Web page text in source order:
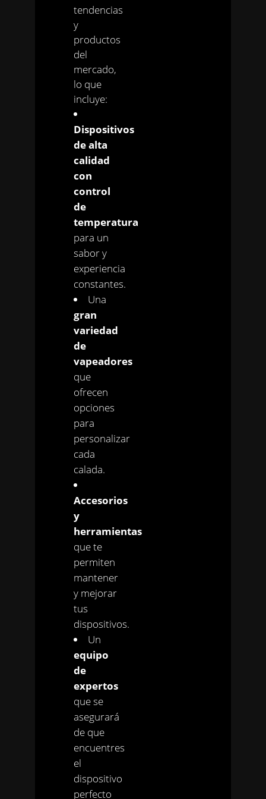
tendencias
y
productos
del
mercado,
lo que
incluye:
Dispositivos
de alta
calidad
con
control
de
temperatura
para un
sabor y
experiencia
constantes.
Una
gran
variedad
de
vapeadores
que
ofrecen
opciones
para
personalizar
cada
calada.
Accesorios
y
herramientas
que te
permiten
mantener
y mejorar
tus
dispositivos.
Un
equipo
de
expertos
que se
asegurará
de que
encuentres
el
dispositivo
perfecto